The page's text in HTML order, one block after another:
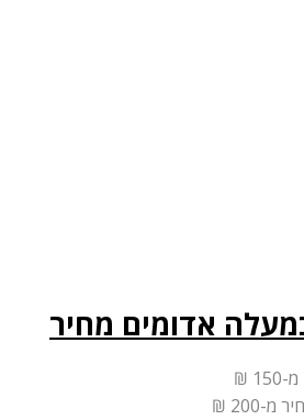
אדומיםמחיר
₪